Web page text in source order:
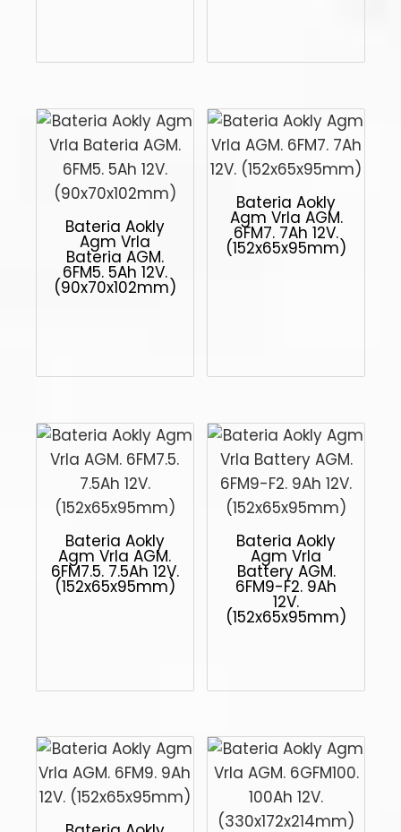
Bateria Aokly
Agm Vrla
Bateria AGM.
6FM5. 5Ah 12V.
(90x70x102mm)
Bateria Aokly
Agm Vrla AGM.
6FM7. 7Ah 12V.
(152x65x95mm)
Bateria Aokly
Agm Vrla AGM.
6FM7.5. 7.5Ah 12V.
(152x65x95mm)
Bateria Aokly
Agm Vrla
Battery AGM.
6FM9-F2. 9Ah
12V.
(152x65x95mm)